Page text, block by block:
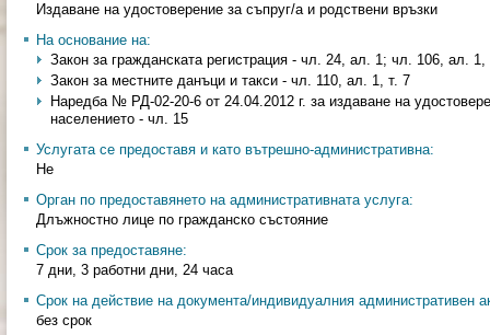
Издаване на удостоверение за съпруг/а и родствени връзки
На основание на:
Закон за гражданската регистрация - чл. 24, ал. 1; чл. 106, ал.
Закон за местните данъци и такси - чл. 110, ал. 1, т. 7
Наредба № РД-02-20-6 от 24.04.2012 г. за издаване на
населението - чл. 15
Услугата се предоставя и като вътрешно-административна:
Не
Орган по предоставянето на административната услуга:
Длъжностно лице по гражданско състояние
Срок за предоставяне:
7 дни, 3 работни дни, 24 часа
Срок на действие на документа/индивидуалния административен
без срок